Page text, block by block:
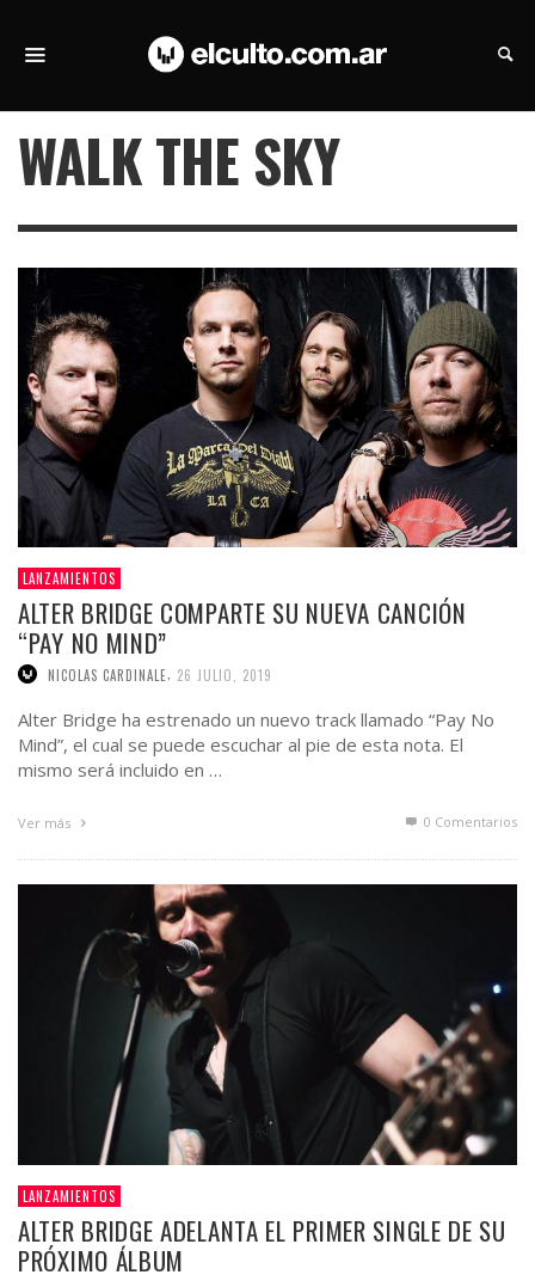
WALK THE SKY
LANZAMIENTOS
ALTER BRIDGE COMPARTE SU NUEVA CANCIÓN
“PAY NO MIND”
NICOLAS CARDINALE 26 JULIO, 2019
Alter Bridge ha estrenado un nuevo track llamado “Pay No
Mind”, el cual se puede escuchar al pie de esta nota. El
mismo será incluido en …
Ver más 0 Comentarios
LANZAMIENTOS
ALTER BRIDGE ADELANTA EL PRIMER SINGLE DE SU
PRÓXIMO ÁLBUM